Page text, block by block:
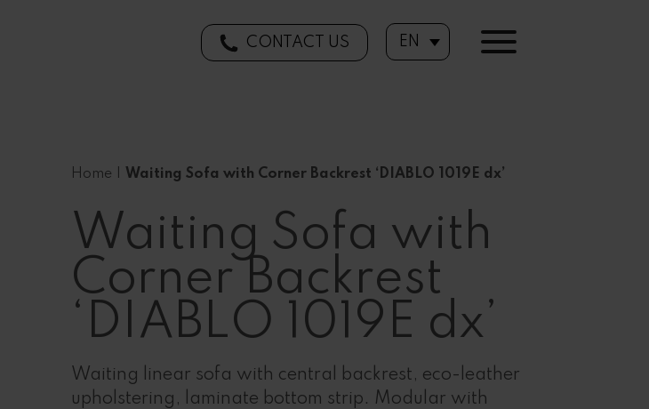
EN
CONTACT US
Home Waiting Sofa with Corner Backrest ‘DIABLO 1019E dx’
Waiting Sofa with
Corner Backrest
‘DIABLO 1019E dx’
Waiting linear sofa with central backrest, eco-leather
upholstering, laminate bottom strip. Modular with